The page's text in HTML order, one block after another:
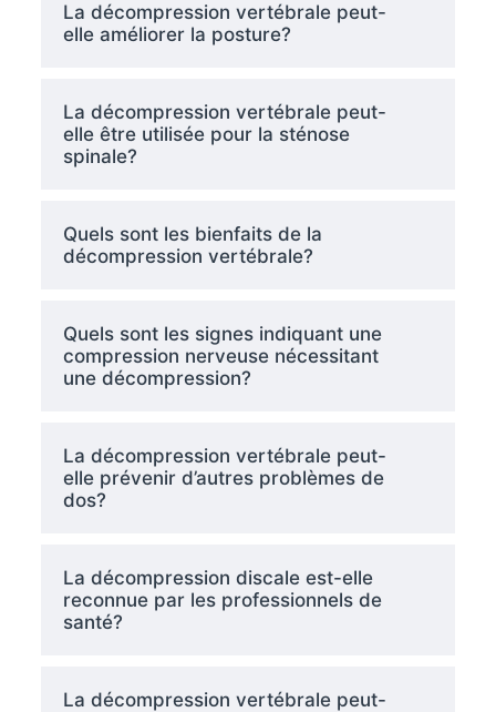
La décompression vertébrale peut-
elle améliorer la posture?
La décompression vertébrale peut-
elle être utilisée pour la sténose
spinale?
Quels sont les bienfaits de la
décompression vertébrale?
Quels sont les signes indiquant une
compression nerveuse nécessitant
une décompression?
La décompression vertébrale peut-
elle prévenir d’autres problèmes de
dos?
La décompression discale est-elle
reconnue par les professionnels de
santé?
La décompression vertébrale peut-